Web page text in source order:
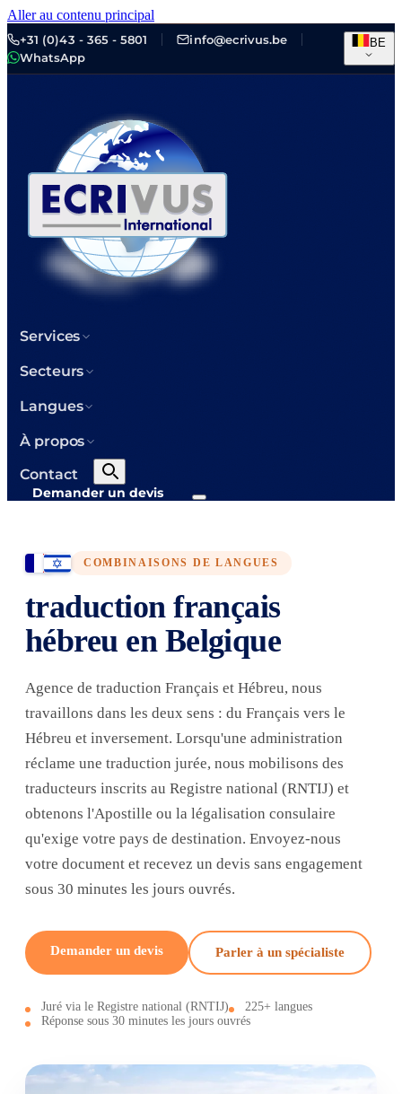
Aller au contenu principal
+31 (0)43 - 365 - 5801
info@ecrivus.be
WhatsApp
BE
Services
Secteurs
Langues
À propos
Contact
Demander un devis
COMBINAISONS DE LANGUES
traduction français
hébreu en Belgique
Agence de traduction Français et Hébreu, nous
travaillons dans les deux sens : du Français vers le
Hébreu et inversement. Lorsqu'une administration
réclame une traduction jurée, nous mobilisons des
traducteurs inscrits au Registre national (RNTIJ) et
obtenons l'Apostille ou la légalisation consulaire
qu'exige votre pays de destination. Envoyez-nous
votre document et recevez un devis sans engagement
sous 30 minutes les jours ouvrés.
Demander un devis Parler à un spécialiste
Juré via le Registre national (RNTIJ)
225+ langues
Réponse sous 30 minutes les jours ouvrés